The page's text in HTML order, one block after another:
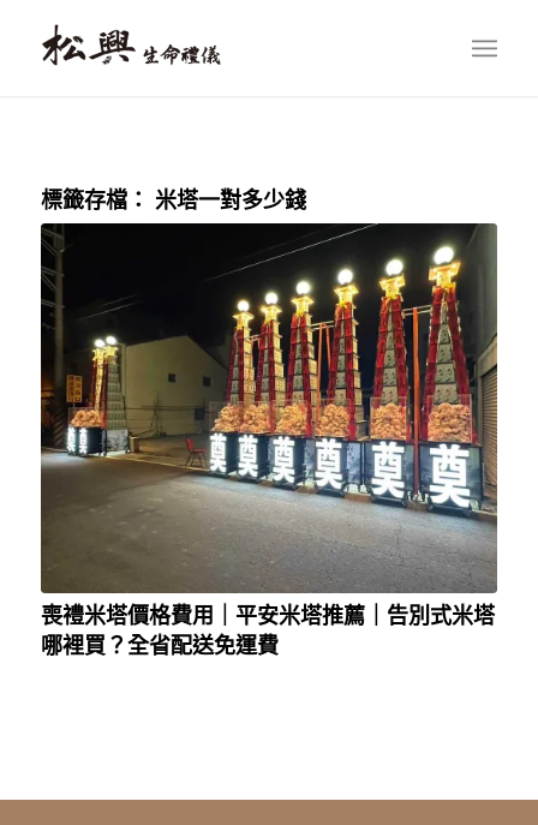
標籤存檔： 米塔一對多少錢
喪禮米塔價格費用｜平安米塔推薦｜告別式米塔
哪裡買？全省配送免運費